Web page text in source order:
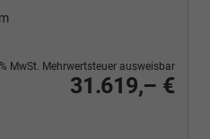
31.619,– €
MwSt. Mehrwertsteuer ausweisbar